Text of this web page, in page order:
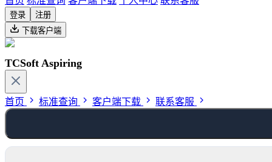
登录
注册
下载客户端
TCSoft Aspiring
首页 标准查询 客户端下载 联系客服